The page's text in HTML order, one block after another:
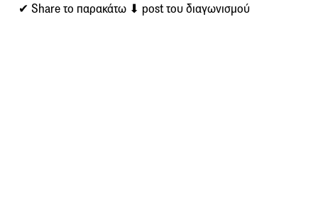
✔ Share το παρακάτω ⬇ post του διαγωνισμού